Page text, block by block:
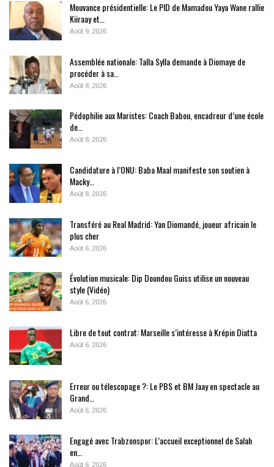
Mouvance présidentielle: Le PID de Mamadou Yaya Wane rallie
Kiiraay et…
Août 9, 2026
Assemblée nationale: Talla Sylla demande à Diomaye de
procéder à sa…
Août 8, 2026
Pédophilie aux Maristes: Coach Babou, encadreur d’une école
de…
Août 8, 2026
Candidature à l’ONU: Baba Maal manifeste son soutien à
Macky…
Août 8, 2026
Transféré au Real Madrid: Yan Diomandé, joueur africain le
plus cher
Août 6, 2026
Évolution musicale: Dip Doundou Guiss utilise un nouveau
style (Vidéo)
Août 6, 2026
Libre de tout contrat: Marseille s’intéresse à Krépin Diatta
Août 6, 2026
Erreur ou télescopage ?: Le PBS et BM Jaay en spectacle au
Grand…
Août 6, 2026
Engagé avec Trabzonspor: L’accueil exceptionnel de Salah
en…
Août 6, 2026